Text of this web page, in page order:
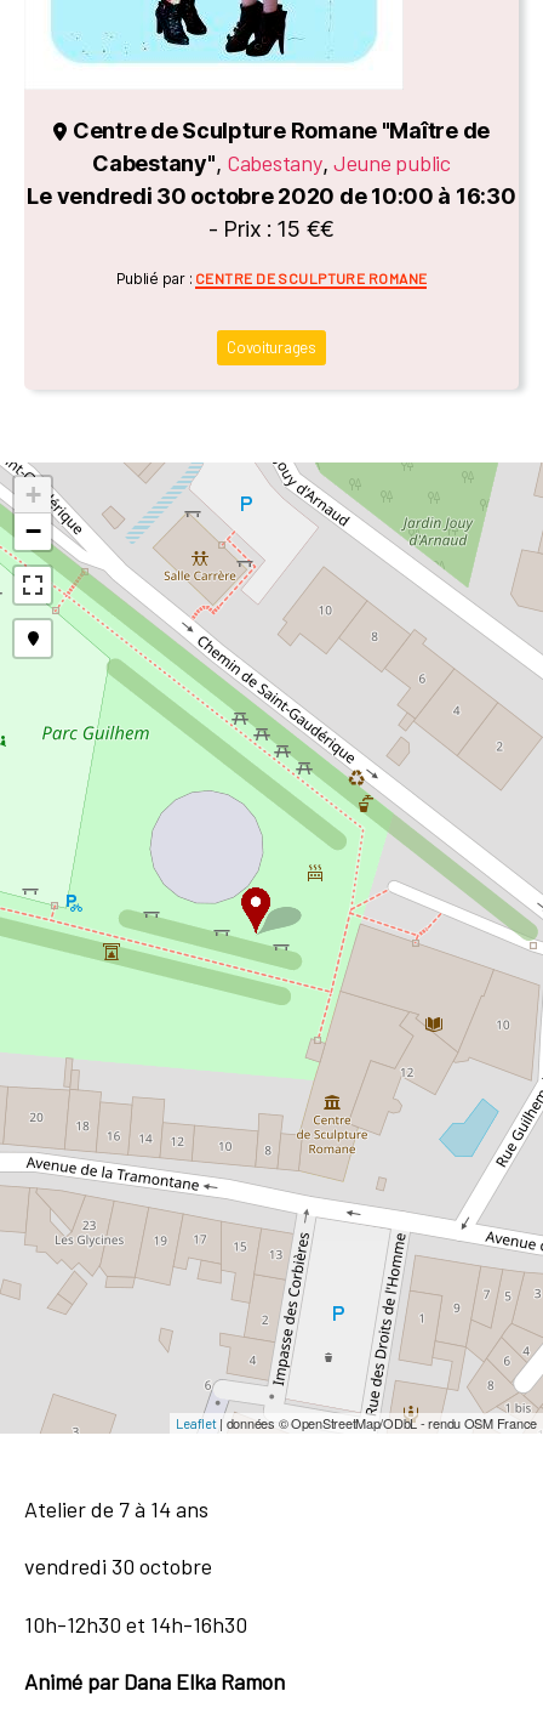
Centre de Sculpture Romane "Maître de
Cabestany", Cabestany,Jeune public
Le vendredi 30 octobre 2020 de 10:00 à 16:30
- Prix : 15 €€
Catégories
Publié par : CENTRE DE SCULPTURE ROMANE
Covoiturages
+
−
Leaflet| données © OpenStreetMap/ODbL - rendu OSM France
Atelier de 7 à 14 ans
vendredi 30 octobre
10h-12h30 et 14h-16h30
Animé par Dana Elka Ramon